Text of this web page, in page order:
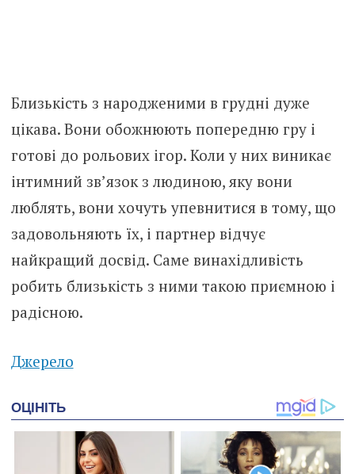
Близькість з народженими в грудні дуже
цікава. Вони обожнюють попередню гру і
готові до рольових ігор. Коли у них виникає
інтимний зв’язок з людиною, яку вони
люблять, вони хочуть упевнитися в тому, що
задовольняють їх, і партнер відчує
найкращий досвід. Саме винахідливість
робить близькість з ними такою приємною і
радісною.
Джерело